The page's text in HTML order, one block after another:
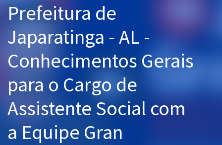
Cursos 20% OFF
Pós
Graduação
OAB
Mentorias
Questões grátis
Prefeitura de
Japaratinga - AL -
Conhecimentos Gerais
para o Cargo de
Assistente Social com
a Equipe Gran